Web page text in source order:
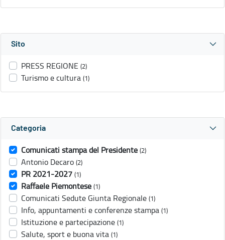
Sito
PRESS REGIONE (2)
Turismo e cultura (1)
Categoria
Comunicati stampa del Presidente (2)
Antonio Decaro (2)
PR 2021-2027 (1)
Raffaele Piemontese (1)
Comunicati Sedute Giunta Regionale (1)
Info, appuntamenti e conferenze stampa (1)
Istituzione e partecipazione (1)
Salute, sport e buona vita (1)